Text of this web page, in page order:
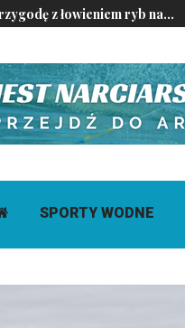
z łowieniem ryb na...
SPORTY WODNE